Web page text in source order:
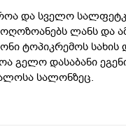
და სველო
ლანს და
ტოპიკრემოს სახის
გელო დასაბანი
სალონზეც.